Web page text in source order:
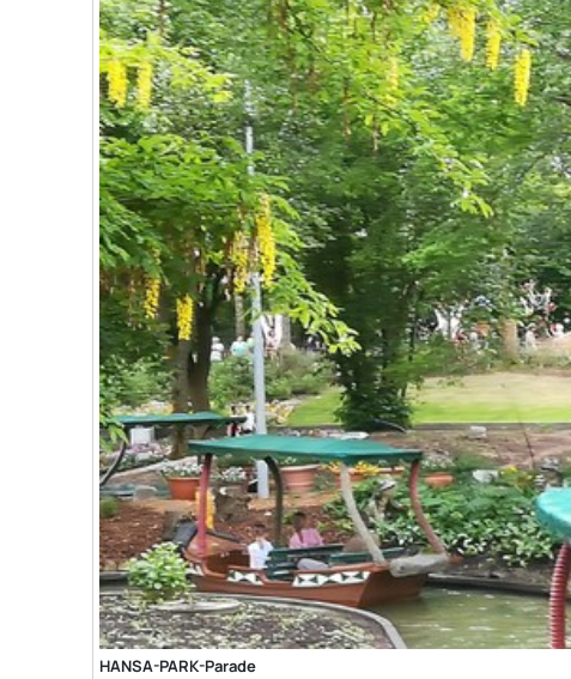
HANSA-PARK-Parade